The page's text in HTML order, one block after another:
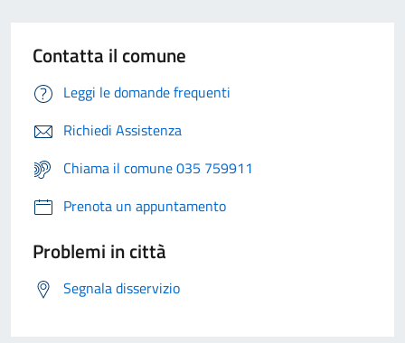
Contatta il comune
Leggi le domande frequenti
Richiedi Assistenza
Chiama il comune 035 759911
Prenota un appuntamento
Problemi in città
Segnala disservizio